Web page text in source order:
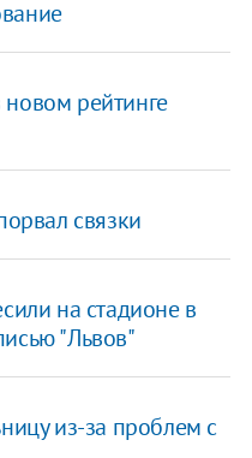
рейтинге
связки
на стадионе в
"Львов"
из-за проблем с